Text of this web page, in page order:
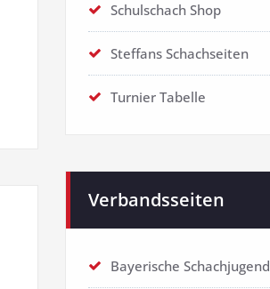
Schulschach Shop
Steffans Schachseiten
Turnier Tabelle
Verbandsseiten
Bayerische Schachjugend